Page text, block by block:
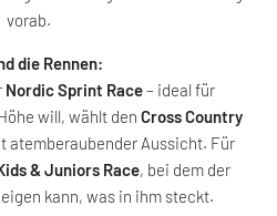
vorab.
die Rennen:
Nordic Sprint Race– ideal für
will, wählt den Cross Country
atemberaubender Aussicht. Für
& Juniors Race, bei dem der
kann, was in ihm steckt.